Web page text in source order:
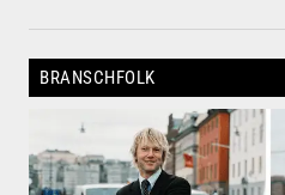
BRANSCHFOLK